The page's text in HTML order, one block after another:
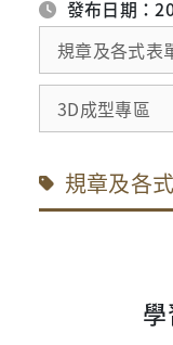
發布日期：
規章及各式表
3D成型專區
規章及各